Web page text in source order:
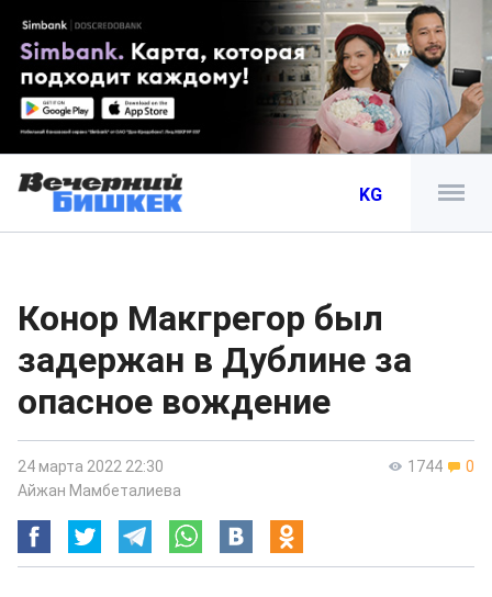
KG
Конор Макгрегор был
задержан в Дублине за
опасное вождение
1744 0
24 марта 2022 22:30
Айжан Мамбеталиева